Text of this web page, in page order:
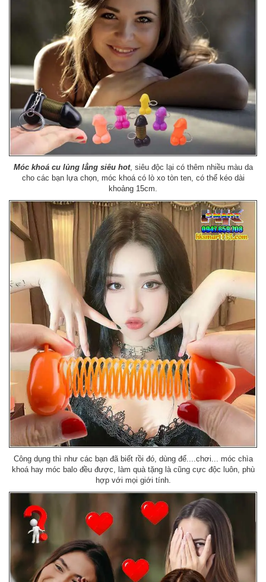
Móc khoá cu lủng lẳng siêu hot, siêu độc lại có thêm nhiều màu da
cho các bạn lựa chọn, móc khoá có lò xo tòn ten, có thể kéo dài
khoảng 15cm.
Công dụng thì như các bạn đã biết rồi đó, dùng để....chơi... móc chìa
khoá hay móc balo đều được, làm quà tặng là cũng cực độc luôn, phù
hợp với mọi giới tính.